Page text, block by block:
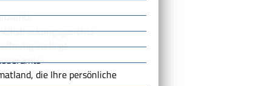
vorliegt
die Ihre persönliche